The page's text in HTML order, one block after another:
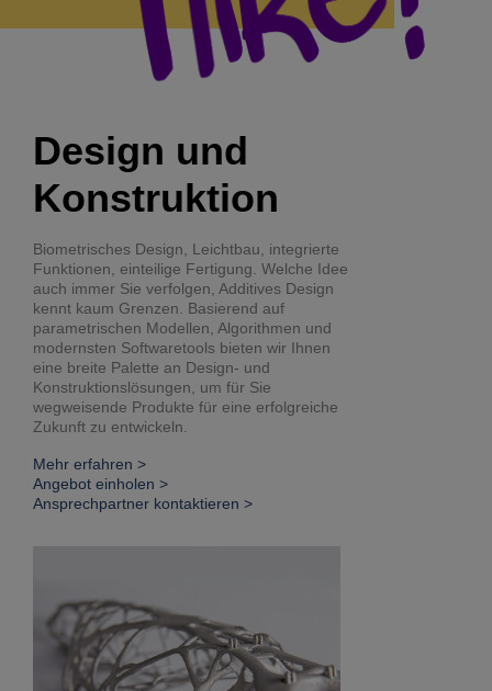
Design und
Konstruktion
Biometrisches Design, Leichtbau, integrierte
Funktionen, einteilige Fertigung. Welche Idee
auch immer Sie verfolgen, Additives Design
kennt kaum Grenzen. Basierend auf
parametrischen Modellen, Algorithmen und
modernsten Softwaretools bieten wir Ihnen
eine breite Palette an Design- und
Konstruktionslösungen, um für Sie
wegweisende Produkte für eine erfolgreiche
Zukunft zu entwickeln.
Mehr erfahren >
Angebot einholen >
Ansprechpartner kontaktieren >